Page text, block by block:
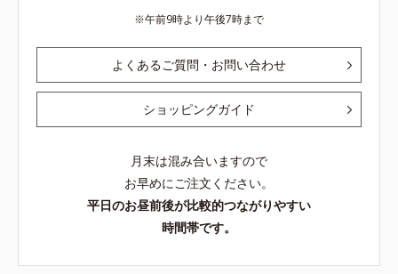
午前9時より午後7時まで
よくあるご質問・お問い合わせ
ショッピングガイド
月末は混み合いますので
お早めにご注文ください。
平日のお昼前後が比較的つながりやすい
時間帯です。